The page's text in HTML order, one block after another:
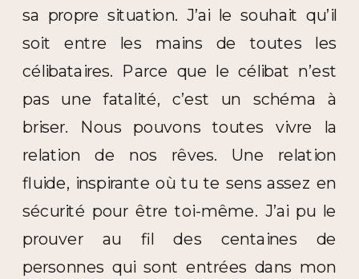
sa propre situation. J’ai le souhait qu’il
soit entre les mains de toutes les
célibataires. Parce que le célibat n’est
pas une fatalité, c’est un schéma à
briser. Nous pouvons toutes vivre la
relation de nos rêves. Une relation
fluide, inspirante où tu te sens assez en
sécurité pour être toi-même. J’ai pu le
prouver au fil des centaines de
personnes qui sont entrées dans mon